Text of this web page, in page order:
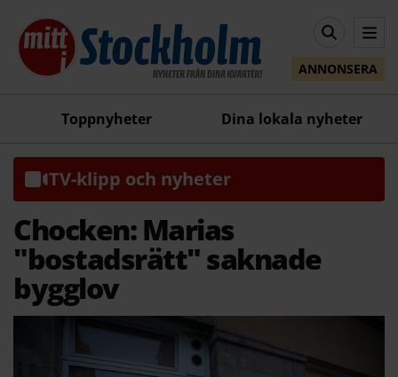
ANNONSERA
Toppnyheter Dina lokala nyheter
TV-klipp och nyheter
Chocken: Marias
"bostadsrätt" saknade
bygglov